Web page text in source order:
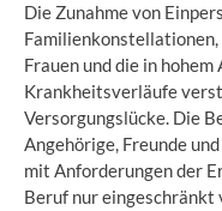
Die Zunahme von
Frauen und die in
Krankheitsverläufe
Versorgungslücke. Die
Angehörige, Freunde
mit Anforderungen der
Beruf nur eingeschränkt